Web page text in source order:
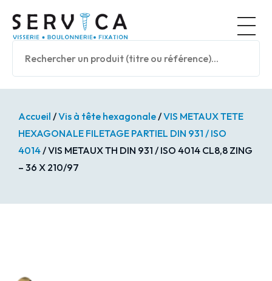
Accueil /Vis à tête hexagonale/VIS METAUX TETE
HEXAGONALE FILETAGE PARTIEL DIN 931 / ISO
4014/ VIS METAUX TH DIN 931 / ISO 4014 CL8,8 ZING
– 36 X 210/97